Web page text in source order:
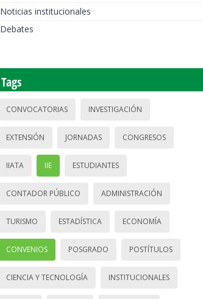
Noticias institucionales
Debates
Tags
CONVOCATORIAS INVESTIGACIÓN
EXTENSIÓN JORNADAS CONGRESOS
IIATA IIE ESTUDIANTES
CONTADOR PÚBLICO ADMINISTRACIÓN
TURISMO ESTADÍSTICA ECONOMÍA
CONVENIOS POSGRADO POSTÍTULOS
CIENCIA Y TECNOLOGÍA INSTITUCIONALES